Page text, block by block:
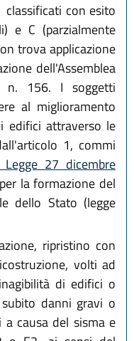
classificati con esito
e C (parzialmente
trova applicazione
dell'Assemblea
n. 156. I soggetti
al miglioramento
edifici attraverso le
1, commi
Legge 27 dicembre
la formazione del
dello Stato (legge
ripristino con
volti ad
di edifici o
danni gravi o
causa del sisma e